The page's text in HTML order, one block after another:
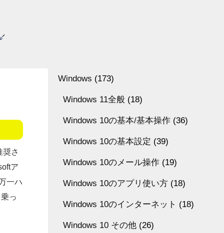
さ
ア
一ハ
っ
Windows (173)
Windows 11全般 (18)
Windows 10の基本/基本操作 (36)
Windows 10の基本設定 (39)
Windows 10のメール操作 (19)
Windows 10のアプリ使い方 (18)
Windows 10のインターネット (18)
Windows 10 その他 (26)